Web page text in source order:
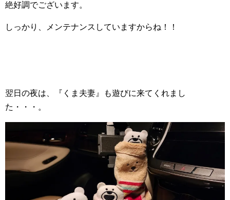
絶好調でございます。
しっかり、メンテナンスしていますからね！！
翌日の夜は、『くま夫妻』も遊びに来てくれまし
た・・・。